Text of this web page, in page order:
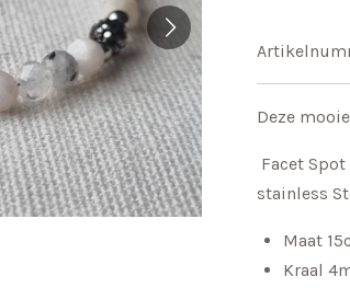
Deze
Facet
stainless
Maat
Kraal